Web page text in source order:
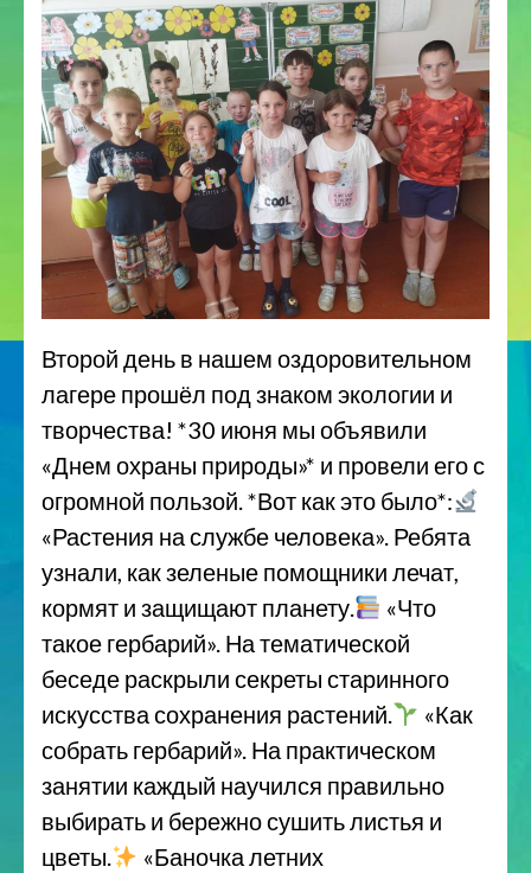
Второй день в нашем оздоровительном
лагере прошёл под знаком экологии и
творчества! *30 июня мы объявили
«Днем охраны природы»* и провели его с
огромной пользой. *Вот как это было*:
«Растения на службе человека». Ребята
узнали, как зеленые помощники лечат,
кормят и защищают планету.
«Что
такое гербарий». На тематической
беседе раскрыли секреты старинного
искусства сохранения растений.
«Как
собрать гербарий». На практическом
занятии каждый научился правильно
выбирать и бережно сушить листья и
цветы.
«Баночка летних